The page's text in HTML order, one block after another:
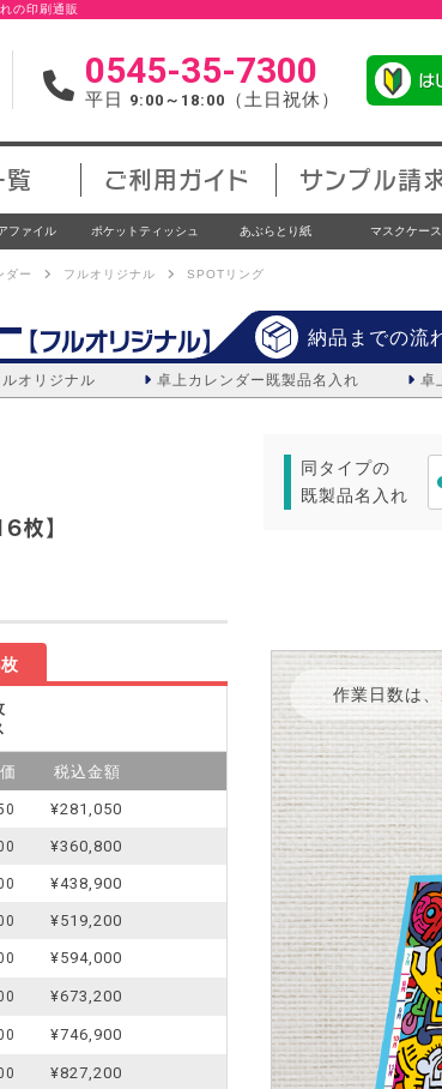
ファイル ポケットティッシュ あぶらとり紙 マスクケース
の印刷通販
0545-35-7300
平日 9:00～18:00 （土日祝休）
覧 ご利用ガイド サンプル請
ダー フルオリジナル SPOTリング
【フルオリジナル】 納品までの流
ルオリジナル 卓上カレンダー 既製品名入れ 卓
枚】
同タイプの
既製品名入れ
税込金額
¥281,050
¥360,800
¥438,900
¥519,200
¥594,000
¥673,200
¥746,900
¥827,200
作業日数は、